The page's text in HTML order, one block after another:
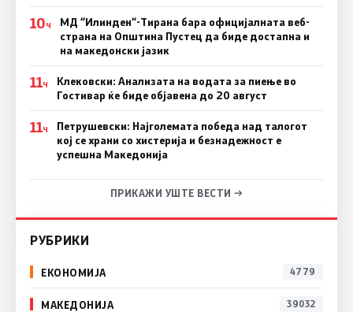
10Ч
МД “Илинден“-Тирана бара официјалната веб-
страна на Општина Пустец да биде достапна и
на македонски јазик
11Ч
Клековски: Анализата на водата за пиење во
Гостивар ќе биде објавена до 20 август
11Ч
Петрушевски: Најголемата победа над талогот
кој се храни со хистерија и безнадежност е
успешна Македонија
ПРИКАЖИ УШТЕ ВЕСТИ →
РУБРИКИ
ЕКОНОМИЈА 4779
МАКЕДОНИЈА 39032